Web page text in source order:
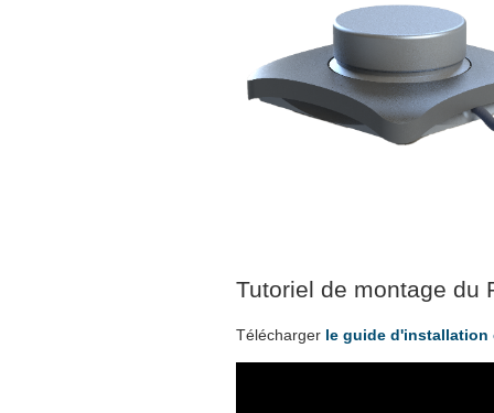
Tutoriel de montage du
Télécharger le guide d'installation